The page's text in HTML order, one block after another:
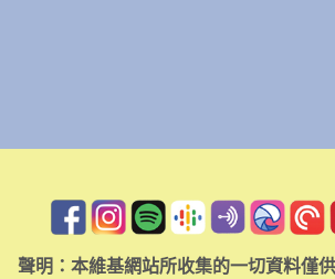
聲明：本維基網站所收集的一切資料僅